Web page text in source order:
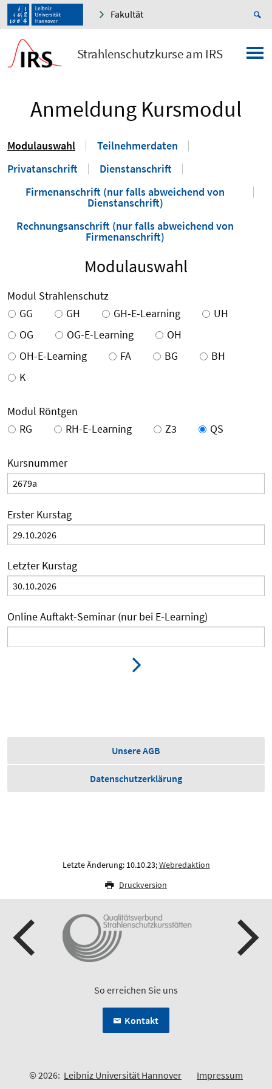
Fakultät
Strahlenschutzkurse am IRS
Anmeldung Kursmodul
Modulauswahl
Teilnehmerdaten
Privatanschrift
Dienstanschrift
Firmenanschrift (nur falls abweichend von
Dienstanschrift)
Rechnungsanschrift (nur falls abweichend von
Firmenanschrift)
Modulauswahl
Modul Strahlenschutz
GG
GH GH-E-Learning
UH
OG
OG-E-Learning
OH
OH-E-Learning
FA BG
BH
K
Modul Röntgen
RG
RH-E-Learning Z3 QS
Kursnummer
Erster Kurstag
Letzter Kurstag
Online Auftakt-Seminar (nur bei E-Learning)
Unsere AGB
Datenschutzerklärung
Letzte Änderung: 10.10.23;Webredaktion
Druckversion
So erreichen Sie uns
Kontakt
© 2026: Leibniz Universität Hannover Impressum